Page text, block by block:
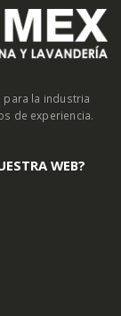
para la industria
de experiencia.
WEB?